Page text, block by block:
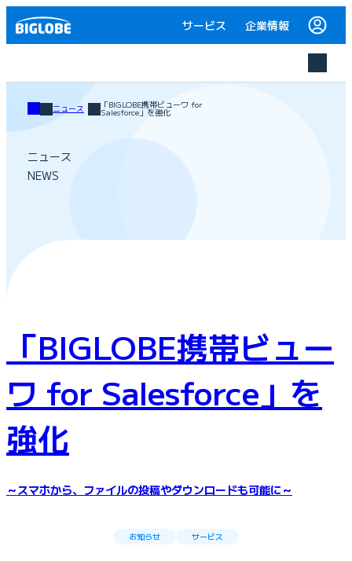
サービス 企業情報
ニュース 「BIGLOBE携帯ビューワ for
Salesforce」を強化
ニュース
NEWS
「BIGLOBE携帯ビュー
ワ for Salesforce」を
強化
～スマホから、ファイルの投稿やダウンロードも可能に～
お知らせ サービス